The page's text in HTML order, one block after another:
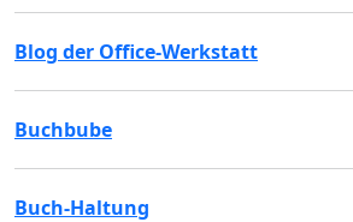
Blog der Office-Werkstatt
Buchbube
Buch-Haltung